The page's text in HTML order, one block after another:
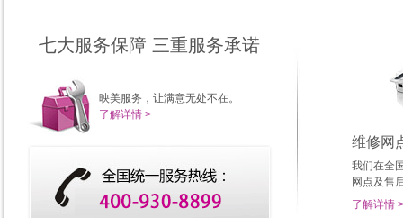
七大服务保障 三重服务承诺
映美服务，让满意无处不在。
了解详情 >
维修网
我们在全
网点及售
了解详情 >